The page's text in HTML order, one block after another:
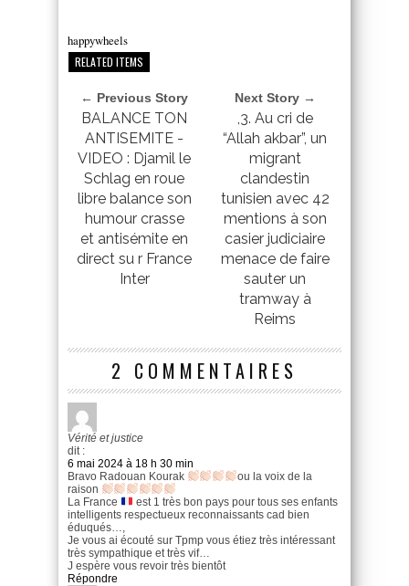
happywheels
RELATED ITEMS
← Previous Story
BALANCE TON
ANTISEMITE -
VIDEO : Djamil le
Schlag en roue
libre balance son
humour crasse
et antisémite en
direct su r France
Inter
Next Story →
,3. Au cri de
“Allah akbar”, un
migrant
clandestin
tunisien avec 42
mentions à son
casier judiciaire
menace de faire
sauter un
tramway à
Reims
2 COMMENTAIRES
Vérité et justice
dit :
6 mai 2024 à 18 h 30 min
Bravo Radouan Kourak
ou la voix de la
raison
La France
est 1 très bon pays pour tous ses enfants
intelligents respectueux reconnaissants cad bien
éduqués…,
Je vous ai écouté sur Tpmp vous étiez très intéressant
très sympathique et très vif…
J espère vous revoir très bientôt
Répondre